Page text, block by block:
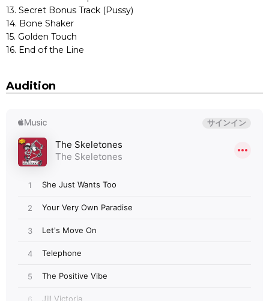
13. Secret Bonus Track (Pussy)
14. Bone Shaker
15. Golden Touch
16. End of the Line
Audition